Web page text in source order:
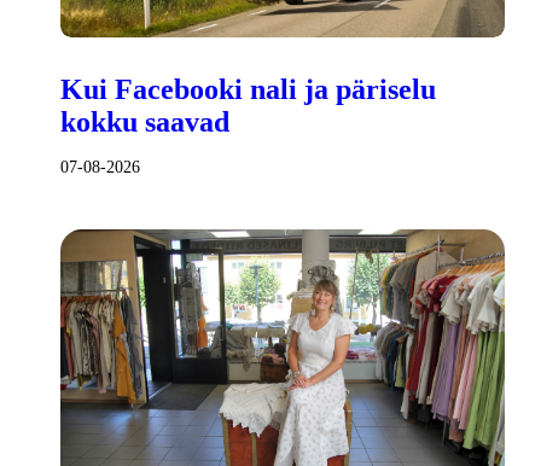
Kui Facebooki nali ja päriselu
kokku saavad
07-08-2026